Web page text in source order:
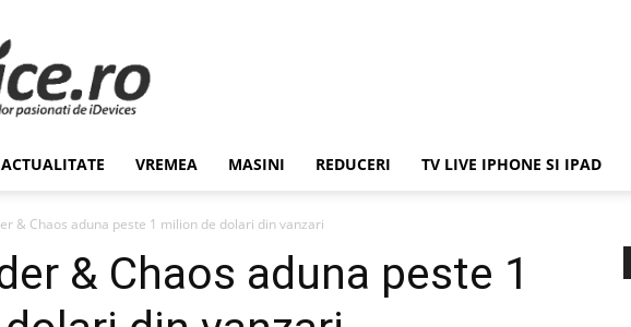
Stiri
Ultima
Romania,
iDevice.ro
ACTUALITATE VREMEA MASINI REDUCERI TV LIVE IPHONE SI IPAD
& Chaos aduna peste 1 milion de dolari din vanzari
& Chaos aduna peste 1